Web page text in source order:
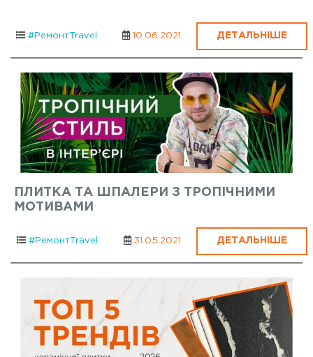
#РемонтTravel 10.06.2021 ДЕТАЛЬНІШЕ
ПЛИТКА ТА ШПАЛЕРИ З ТРОПІЧНИМИ
МОТИВАМИ
#РемонтTravel 31.05.2021 ДЕТАЛЬНІШЕ